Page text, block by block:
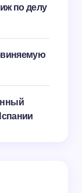
по делу